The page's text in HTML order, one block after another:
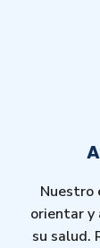
Nuestro
orientar y
su salud.